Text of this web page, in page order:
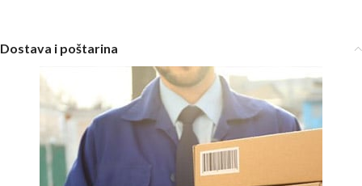
Dostava i poštarina